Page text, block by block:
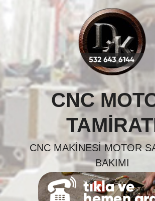
CNC
CNC MAKINESI MOTOR
BAKIMI